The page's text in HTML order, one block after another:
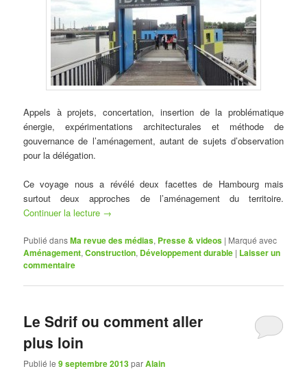
Appels à projets, concertation, insertion de la problématique
énergie, expérimentations architecturales et méthode de
gouvernance de l’aménagement, autant de sujets d’observation
pour la délégation.
Ce voyage nous a révélé deux facettes de Hambourg mais
surtout deux approches de l’aménagement du territoire.
Continuer la lecture →
Publié dansMa revue des médias, Presse & videos | Marqué avec
Aménagement,Construction, Développement durable | Laisser un
commentaire
Le Sdrif ou comment aller
plus loin
Publié le9 septembre 2013parAlain